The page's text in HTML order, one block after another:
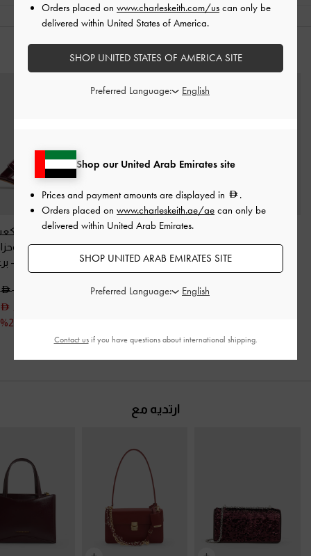
قد يعجبك آيضاً
وكعب منخفض-
حذاء كعب مفتوح من
الخلف لامع بمقدمة
مدببة-برغندي
375.00
حذاء مفتوح
مزود بإبزيم
-
350.00
ارتديه مع
Shop our United Arab Emirates site
Prices and payment amounts are displayed in
.
Orders placed on www.charleskeith.ae/ae can only be
delivered within United Arab Emirates.
SHOP UNITED ARAB EMIRATES SITE
Preferred Language:
Orders placed on www.charleskeith.com/us can only be
delivered within United States of America.
SHOP UNITED STATES OF AMERICA SITE
Preferred Language:
Contact usif you have questions about international shipping.